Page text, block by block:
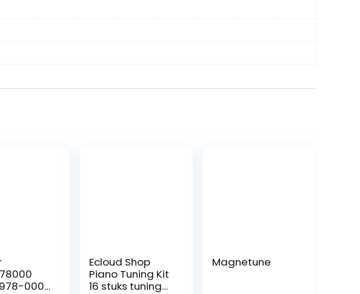
000
Ecloud Shop
Piano Tuning Kit
16 stuks tuning
Magnetune